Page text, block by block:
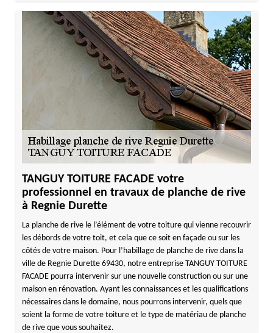
TANGUY TOITURE FACADE votre
professionnel en travaux de planche de rive
à Regnie Durette
La planche de rive le l’élément de votre toiture qui vienne recouvrir
les débords de votre toit, et cela que ce soit en façade ou sur les
côtés de votre maison. Pour l’habillage de planche de rive dans la
ville de Regnie Durette 69430, notre entreprise TANGUY TOITURE
FACADE pourra intervenir sur une nouvelle construction ou sur une
maison en rénovation. Ayant les connaissances et les qualifications
nécessaires dans le domaine, nous pourrons intervenir, quels que
soient la forme de votre toiture et le type de matériau de planche
de rive que vous souhaitez.